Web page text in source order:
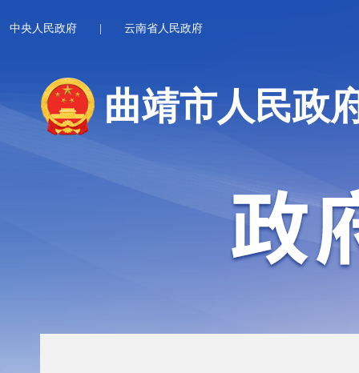
中央人民政府 云南省人民政府
曲靖市人民政